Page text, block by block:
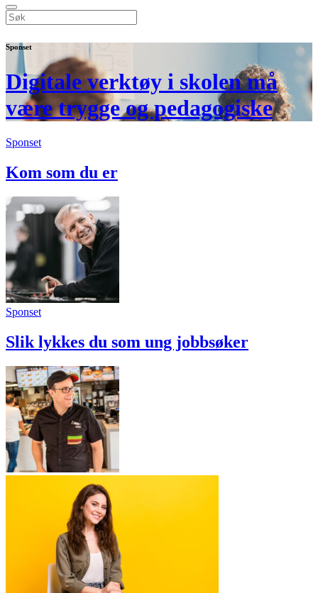
Sponset
Digitale verktøy i skolen må
være trygge og pedagogiske
Sponset
Kom som du er
Sponset
Slik lykkes du som ung jobbsøker